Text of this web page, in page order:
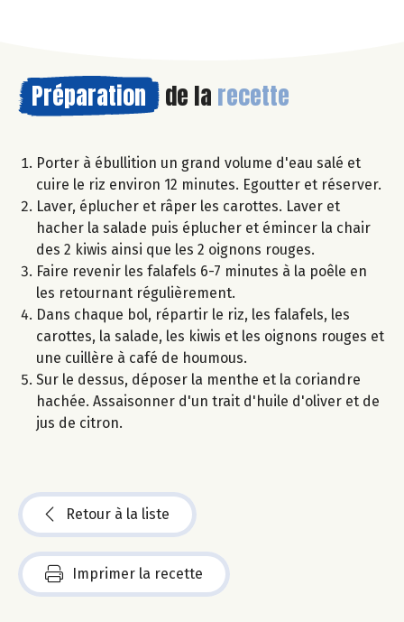
Préparation de la recette
Porter à ébullition un grand volume d'eau salé et
cuire le riz environ 12 minutes. Egoutter et réserver.
Laver, éplucher et râper les carottes. Laver et
hacher la salade puis éplucher et émincer la chair
des 2 kiwis ainsi que les 2 oignons rouges.
Faire revenir les falafels 6-7 minutes à la poêle en
les retournant régulièrement.
Dans chaque bol, répartir le riz, les falafels, les
carottes, la salade, les kiwis et les oignons rouges et
une cuillère à café de houmous.
Sur le dessus, déposer la menthe et la coriandre
hachée. Assaisonner d'un trait d'huile d'oliver et de
jus de citron.
Retour à la liste
Imprimer la recette